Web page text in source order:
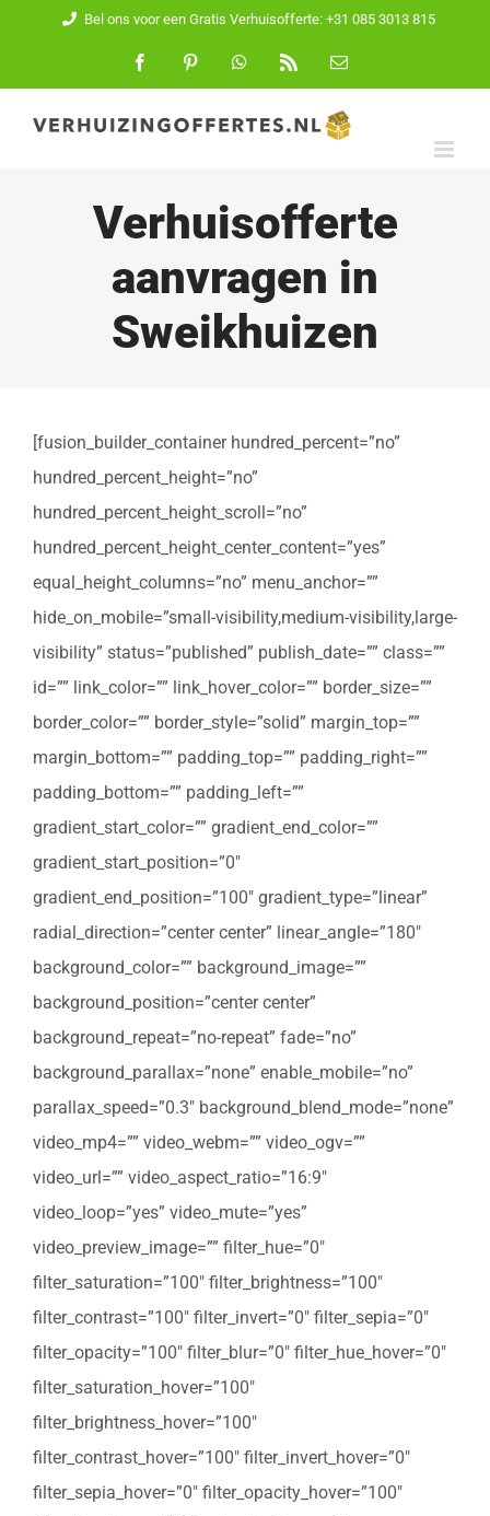
inhoud
Bel ons voor een Gratis Verhuisofferte: +31 085 3013 815
FacebookPinterest WhatsApp
E-
Verhuisofferte
aanvragen in
Sweikhuizen
[fusion_builder_container hundred_percent=”no”
hundred_percent_height=”no”
hundred_percent_height_scroll=”no”
hundred_percent_height_center_content=”yes”
equal_height_columns=”no” menu_anchor=””
hide_on_mobile=”small-visibility,medium-visibility,large-
visibility” status=”published” publish_date=”” class=””
id=”” link_color=”” link_hover_color=”” border_size=””
border_color=”” border_style=”solid” margin_top=””
margin_bottom=”” padding_top=”” padding_right=””
padding_bottom=”” padding_left=””
gradient_start_color=”” gradient_end_color=””
gradient_start_position=”0″
gradient_end_position=”100″ gradient_type=”linear”
radial_direction=”center center” linear_angle=”180″
background_color=”” background_image=””
background_position=”center center”
background_repeat=”no-repeat” fade=”no”
background_parallax=”none” enable_mobile=”no”
parallax_speed=”0.3″ background_blend_mode=”none”
video_mp4=”” video_webm=”” video_ogv=””
video_url=”” video_aspect_ratio=”16:9″
video_loop=”yes” video_mute=”yes”
video_preview_image=”” filter_hue=”0″
filter_saturation=”100″ filter_brightness=”100″
filter_contrast=”100″ filter_invert=”0″ filter_sepia=”0″
filter_opacity=”100″ filter_blur=”0″ filter_hue_hover=”0″
filter_saturation_hover=”100″
filter_brightness_hover=”100″
filter_contrast_hover=”100″ filter_invert_hover=”0″
filter_sepia_hover=”0″ filter_opacity_hover=”100″